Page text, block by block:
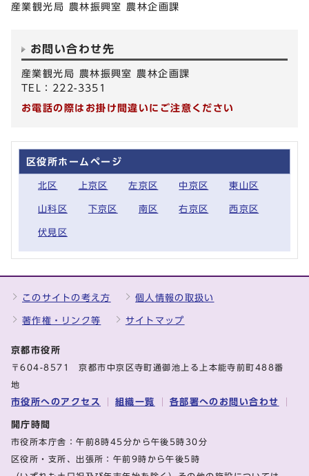
産業観光局 農林振興室 農林企画課
お問い合わせ先
産業観光局 農林振興室 農林企画課
TEL：222-3351
お電話の際はお掛け間違いにご注意ください
区役所ホームページ
北区 上京区 左京区 中京区 東山区
山科区 下京区 南区 右京区 西京区
伏見区
このサイトの考え方 個人情報の取扱い
著作権・リンク等 サイトマップ
京都市役所
〒604-8571 京都市中京区寺町通御池上る上本能寺前町488番
地
市役所へのアクセス 組織一覧 各部署へのお問い合わせ
開庁時間
市役所本庁舎：午前8時45分から午後5時30分
区役所・支所、出張所：午前9時から午後5時